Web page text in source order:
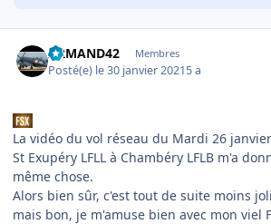
ARMAND42 Membres
Posté(e) le 30 janvier 20215 a
La vidéo du vol réseau du Mardi 26 janvier
St Exupéry LFLL à Chambéry LFLB m'a
même chose.
Alors bien sûr, c'est tout de suite moins
mais bon, je m'amuse bien avec mon viel